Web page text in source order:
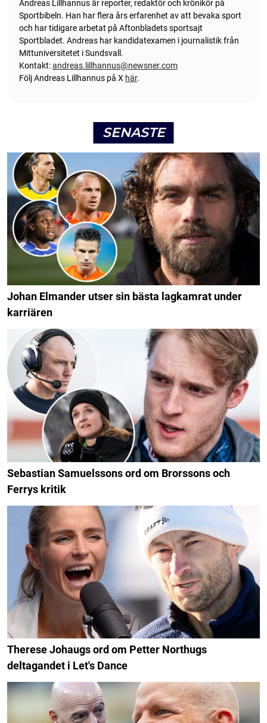
Andreas Lillhannus är reporter, redaktör och krönikör på
Sportbibeln. Han har flera års erfarenhet av att bevaka sport
och har tidigare arbetat på Aftonbladets sportsajt
Sportbladet. Andreas har kandidatexamen i journalistik från
Mittuniversitetet i Sundsvall.
Kontakt:andreas.lillhannus@newsner.com
Följ Andreas Lillhannus på X här.
SENASTE
Johan Elmander utser sin bästa lagkamrat under
karriären
Sebastian Samuelssons ord om Brorssons och
Ferrys kritik
Therese Johaugs ord om Petter Northugs
deltagandet i Let's Dance